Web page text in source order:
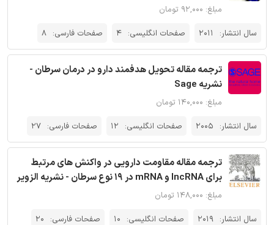
مبلغ: ۹۲,۰۰۰ تومان
سال انتشار:
2011 صفحات انگلیسی: 4 صفحات فارسی: 8
ترجمه مقاله تحویل هدفمند دارو در درمان سرطان -
نشریه Sage
مبلغ: ۱۴۰,۰۰۰ تومان
سال انتشار: 2005 صفحات انگلیسی: 12 صفحات فارسی: 27
ترجمه مقاله مقاومت دارویی در واکنش های مرتبط
برای lncRNA و mRNA در 19 نوع سرطان - نشریه الزویر
مبلغ: ۱۴۸,۰۰۰ تومان
سال انتشار: 2019 صفحات انگلیسی: 10 صفحات فارسی: 20